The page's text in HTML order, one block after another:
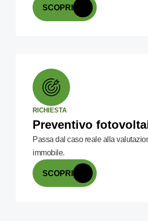
SCOPRI
RICHIESTA
Preventivo
Passa dal caso reale alla
immobile.
SCOPRI